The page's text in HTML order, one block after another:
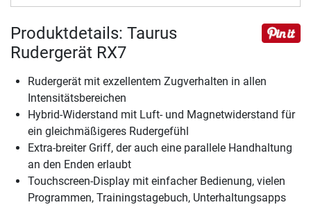
Produktdetails: Taurus
Rudergerät RX7
Rudergerät mit exzellentem Zugverhalten in allen
Intensitätsbereichen
Hybrid-Widerstand mit Luft- und Magnetwiderstand für
ein gleichmäßigeres Rudergefühl
Extra-breiter Griff, der auch eine parallele Handhaltung
an den Enden erlaubt
Touchscreen-Display mit einfacher Bedienung, vielen
Programmen, Trainingstagebuch, Unterhaltungsapps